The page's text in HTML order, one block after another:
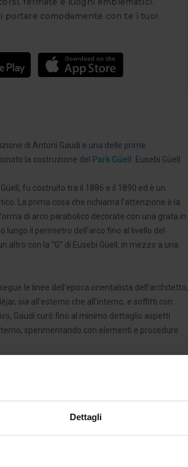
Dettagli
portare comodamente con te i tuoi
di Antoni Gaudí e una delle prime
la costruzione del
Park Güell : Eusebi Güell.
fu costruito tra il 1886 e il 1890 ed è un
La prima cosa che richiama l’attenzione è la
di arco parabolico decorate con una grata in
il perimetro dell’arco fino al livello del
altro con la “G” di Eusebi Güell, in mezzo a una
le linee dell’epoca orientalista dell’architetto,
sia all’esterno che all’interno, e soffitti con
Gaudí curò fino al minimo dettaglio aspetti
sperimentando con elementi e procedure
e le colonne di marmo nella sala principale
della
chiaro precedente nellaCasa Vicense nella
. Nel Palazzo Güell fu anche la prima
mosaico che finì per essere uno dei suoi tratti